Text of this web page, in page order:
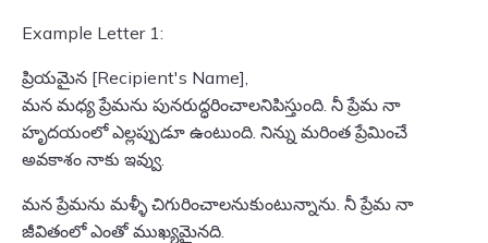
Example Letter 1:
ప్రియమైన [Recipient's Name],
మన మధ్య ప్రేమను పునరుద్ధరించాలనిపిస్తుంది. నీ ప్రేమ నా
హృదయంలో ఎల్లప్పుడూ ఉంటుంది. నిన్ను మరింత ప్రేమించే
అవకాశం నాకు ఇవ్వు.
మన ప్రేమను మళ్ళీ చిగురించాలనుకుంటున్నాను. నీ ప్రేమ నా
జీవితంలో ఎంతో ముఖ్యమైనది.